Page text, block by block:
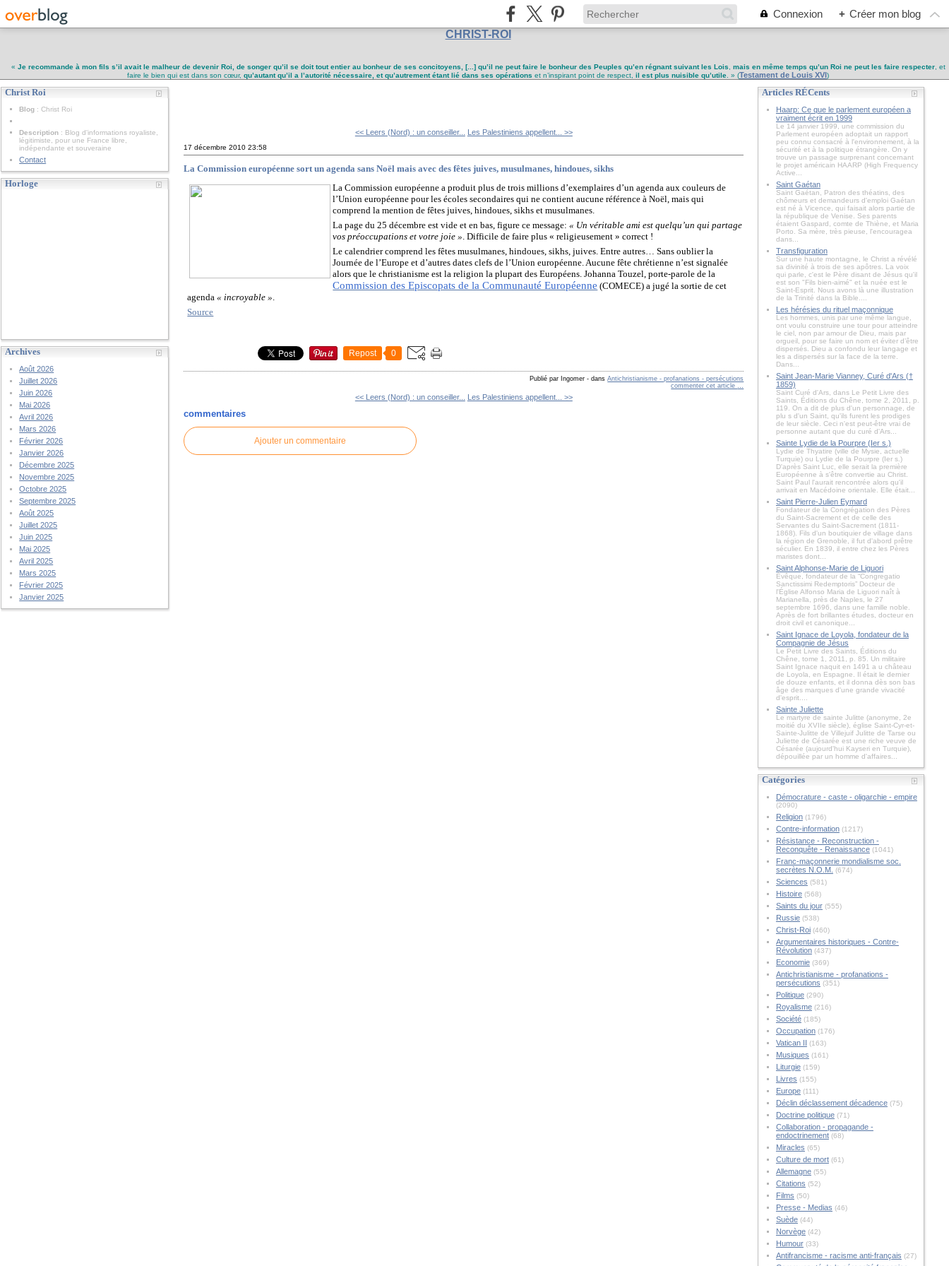
Connexion + Créer mon blog
CHRIST-ROI
« Je recommande à mon fils s’il avait le malheur de devenir Roi, de songer qu’il se doit tout entier au bonheur de ses concitoyens, [...] qu’il ne peut faire le bonheur des Peuples qu’en régnant suivant les Lois mais en même temps qu’un Roi ne peut les faire respecter, et
faire le bien qui est dans son cœur, qu’autant qu’il a l’autorité nécessaire, et qu’autrement étant lié dans ses opérations et n’inspirant point de respect, il est plus nuisible qu’utile . » (Testament de Louis XVI)
Christ Roi
Blog : Christ Roi
Description : Blog d'informations royaliste,
légitimiste, pour une France libre,
indépendante et souveraine
Contact
Horloge
Archives
Août 2026
Juillet 2026
Juin 2026
Mai 2026
Avril 2026
Mars 2026
Février 2026
Janvier 2026
Décembre 2025
Novembre 2025
Octobre 2025
Septembre 2025
Août 2025
Juillet 2025
Juin 2025
Mai 2025
Avril 2025
Mars 2025
Février 2025
Janvier 2025
<< Leers (Nord) : un conseiller... Les Palestiniens appellent... >>
17 décembre 2010 23:58
La Commission européenne sort un agenda sans Noël mais avec des fêtes juives, musulmanes, hindoues, sikhs
La Commission européenne a produit plus de trois millions d’exemplaires d’un agenda aux couleurs de
l’Union européenne pour les écoles secondaires qui ne contient aucune référence à Noël, mais qui
comprend la mention de fêtes juives, hindoues, sikhs et musulmanes.
La page du 25 décembre est vide et en bas, figure ce message:« Un véritable ami est quelqu’un qui partage
vos préoccupations et votre joie » . Difficile de faire plus « religieusement » correct !
Le calendrier comprend les fêtes musulmanes, hindoues, sikhs, juives. Entre autres… Sans oublier la
Journée de l’Europe et d’autres dates clefs de l’Union européenne. Aucune fête chrétienne n’est signalée
alors que le christianisme est la religion la plupart des Européens. Johanna Touzel, porte-parole de la
Commission des Episcopats de la Communauté Européenne (COMECE) a jugé la sortie de cet
agenda« incroyable »
Source
Repost 0
Publié par Ingomer - dansAntichristianisme - profanations - persécutions
commenter cet article
<< Leers (Nord) : un conseiller... Les Palestiniens appellent... >>
commentaires
Ajouter un commentaire
Articles RÉCents
Haarp: Ce que le parlement européen a
vraiment écrit en 1999
Le 14 janvier 1999, une commission du
Parlement européen adoptait un rapport
peu connu consacré à l'environnement, à la
sécurité et à la politique étrangère. On y
trouve un passage surprenant concernant
le projet américain HAARP (High Frequency
Active...
Saint Gaétan
Saint Gaétan, Patron des théatins, des
chômeurs et demandeurs d'emploi Gaétan
est né à Vicence, qui faisait alors partie de
la république de Venise. Ses parents
étaient Gaspard, comte de Thiène, et Maria
Porto. Sa mère, très pieuse, l'encouragea
dans...
Transfiguration
Sur une haute montagne, le Christ a révélé
sa divinité à trois de ses apôtres. La voix
qui parle, c'est le Père disant de Jésus qu'il
est son "Fils bien-aimé" et la nuée est le
Saint-Esprit. Nous avons là une illustration
de la Trinité dans la Bible....
Les hérésies du rituel maçonnique
Les hommes, unis par une même langue,
ont voulu construire une tour pour atteindre
le ciel, non par amour de Dieu, mais par
orgueil, pour se faire un nom et éviter d’être
dispersés. Dieu a confondu leur langage et
les a dispersés sur la face de la terre.
Dans...
Saint Jean-Marie Vianney, Curé d'Ars (†
1859)
Saint Curé d'Ars, dans Le Petit Livre des
Saints, Éditions du Chêne, tome 2, 2011, p.
119. On a dit de plus d'un personnage, de
plu s d'un Saint, qu'ils furent les prodiges
de leur siècle. Ceci n'est peut-être vrai de
personne autant que du curé d'Ars...
Sainte Lydie de la Pourpre (Ier s.)
Lydie de Thyatire (ville de Mysie, actuelle
Turquie) ou Lydie de la Pourpre (Ier s.)
D'après Saint Luc, elle serait la première
Européenne à s'être convertie au Christ.
Saint Paul l'aurait rencontrée alors qu'il
arrivait en Macédoine orientale. Elle était...
Saint Pierre-Julien Eymard
Fondateur de la Congrégation des Pères
du Saint-Sacrement et de celle des
Servantes du Saint-Sacrement (1811-
1868). Fils d'un boutiquier de village dans
la région de Grenoble, il fut d'abord prêtre
séculier. En 1839, il entre chez les Pères
maristes dont...
Saint Alphonse-Marie de Liguori
Évêque, fondateur de la “Congregatio
Sanctissimi Redemptoris” Docteur de
l'Église Alfonso Maria de Liguori naît à
Marianella, près de Naples, le 27
septembre 1696, dans une famille noble.
Après de fort brillantes études, docteur en
droit civil et canonique...
Saint Ignace de Loyola, fondateur de la
Compagnie de Jésus
Le Petit Livre des Saints, Éditions du
Chêne, tome 1, 2011, p. 85. Un militaire
Saint Ignace naquit en 1491 a u château
de Loyola, en Espagne. Il était le dernier
de douze enfants, et il donna dès son bas
âge des marques d'une grande vivacité
d'esprit....
Sainte Juliette
Le martyre de sainte Julitte (anonyme, 2e
moitié du XVIIe siècle), église Saint-Cyr-et-
Sainte-Julitte de Villejuif Julitte de Tarse ou
Juliette de Césarée est une riche veuve de
Césarée (aujourd'hui Kayseri en Turquie),
dépouillée par un homme d'affaires...
Catégories
Démocrature - caste - oligarchie - empire
(2090)
Religion(1796)
Contre-information(1217)
Résistance - Reconstruction -
Reconquête - Renaissance(1041)
Franc-maçonnerie mondialisme soc.
secrètes N.O.M. (674)
Sciences (581)
Histoire(568)
Saints du jour(555)
Russie(538)
Christ-Roi(460)
Argumentaires historiques - Contre-
Révolution(437)
Economie(369)
Antichristianisme - profanations -
persécutions (351)
Politique(290)
Royalisme(216)
Société(185)
Occupation(176)
Vatican II (163)
Musiques (161)
Liturgie(159)
Livres (155)
Europe(111)
Déclin déclassement décadence(75)
Doctrine politique(71)
Collaboration - propagande -
endoctrinement(68)
Miracles (65)
Culture de mort(61)
Allemagne(55)
Citations (52)
Films (50)
Presse - Medias (46)
Suède(44)
Norvège(42)
Humour(33)
Antifrancisme - racisme anti-français (27)